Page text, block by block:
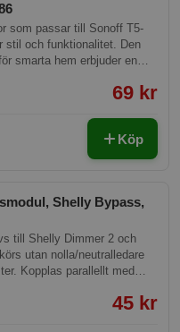
som passar till Sonoff T5-
stil och funktionalitet. Den
smarta hem erbjuder en
gör din Sonoff-enhet ännu
in i de flesta
69 kr
Köp
Shelly Bypass,
till Shelly Dimmer 2 och
utan nolla/neutralledare
Kopplas parallellt med
45 kr